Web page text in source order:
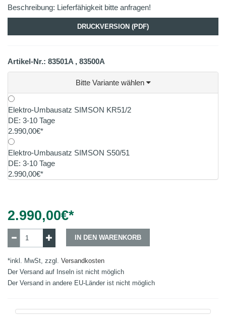
Beschreibung: Lieferfähigkeit bitte anfragen!
DRUCKVERSION (PDF)
Artikel-Nr.: 83501A , 83500A
Bitte Variante wählen
Elektro-Umbausatz SIMSON KR51/2
DE: 3-10 Tage
2.990,00€*
Elektro-Umbausatz SIMSON S50/51
DE: 3-10 Tage
2.990,00€*
2.990,00€*
IN DEN WARENKORB
*inkl. MwSt, zzgl. Versandkosten
Der Versand auf Inseln ist nicht möglich
Der Versand in andere EU-Länder ist nicht möglich